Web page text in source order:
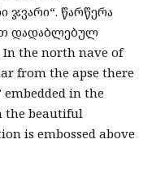
წარწერა
დადაბლებულ
In the north nave of
from the apse there
embedded in the
the beautiful
is embossed above